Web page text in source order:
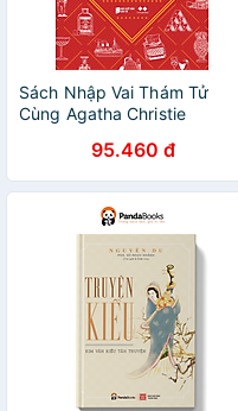
Sách Nhập Vai Thám Tử
Cùng Agatha Christie
95.460 đ